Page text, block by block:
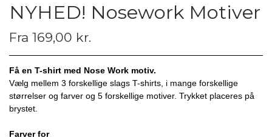
NYHED! Nosework Motiver
Fra 169,00 kr.
Få en T-shirt med Nose Work motiv.
Vælg mellem 3 forskellige slags T-shirts, i mange forskellige
størrelser og farver og 5 forskellige motiver. Trykket placeres på
brystet.
Farver for